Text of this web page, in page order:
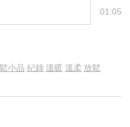
01:05
小品 紀錄 溫暖 溫柔 放鬆